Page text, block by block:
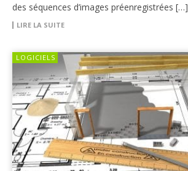
des séquences d’images préenregistrées […]
LIRE LA SUITE
LOGICIELS